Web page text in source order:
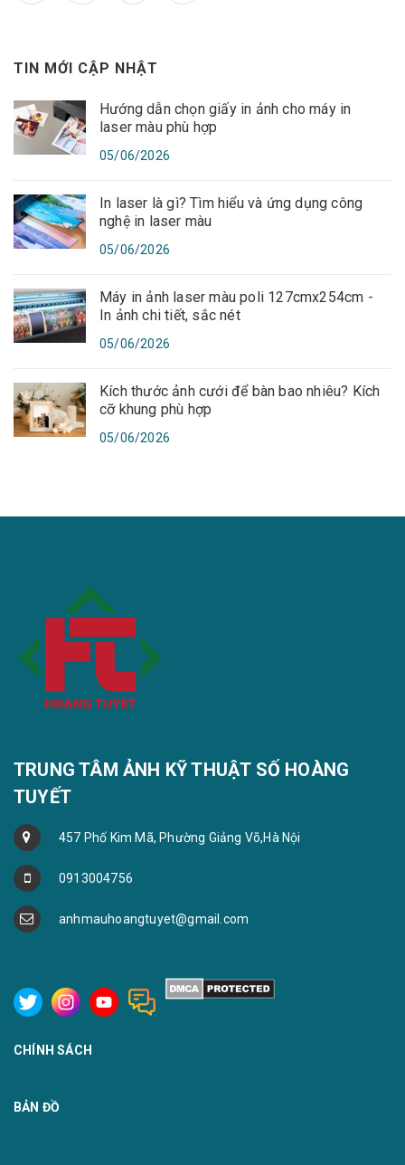
TIN MỚI CẬP NHẬT
Hướng dẫn chọn giấy in ảnh cho máy in
laser màu phù hợp
05/06/2026
In laser là gì? Tìm hiểu và ứng dụng công
nghệ in laser màu
05/06/2026
Máy in ảnh laser màu poli 127cmx254cm -
In ảnh chi tiết, sắc nét
05/06/2026
Kích thước ảnh cưới để bàn bao nhiêu? Kích
cỡ khung phù hợp
05/06/2026
TRUNG TÂM ẢNH KỸ THUẬT SỐ HOÀNG
TUYẾT
457 Phố Kim Mã, Phường Giảng Võ,Hà Nội
0913004756
anhmauhoangtuyet@gmail.com
CHÍNH SÁCH
BẢN ĐỒ